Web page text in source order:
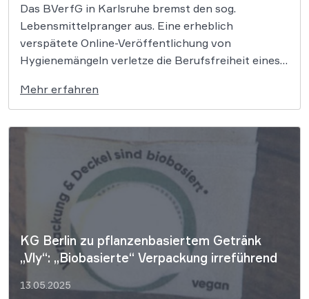
Das BVerfG in Karlsruhe bremst den sog.
Lebensmittelpranger aus. Eine erheblich
verspätete Online-Veröffentlichung von
Hygienemängeln verletze die Berufsfreiheit eines
sei weder aktuell noch verhältnismäßig. Das
zuständige Ordnungsamt wollte nach einer
Kontrolle festgestellte Hygienemängel eines
Catering-Unternehmens im Internet
veröffentlichen, um Verbraucher zu informieren.
Dieser sogenannte […]
Mehr erfahren
KG Berlin zu pflanzenbasiertem Getränk
„Vly“: „Biobasierte“ Verpackung irreführend
13.05.2025